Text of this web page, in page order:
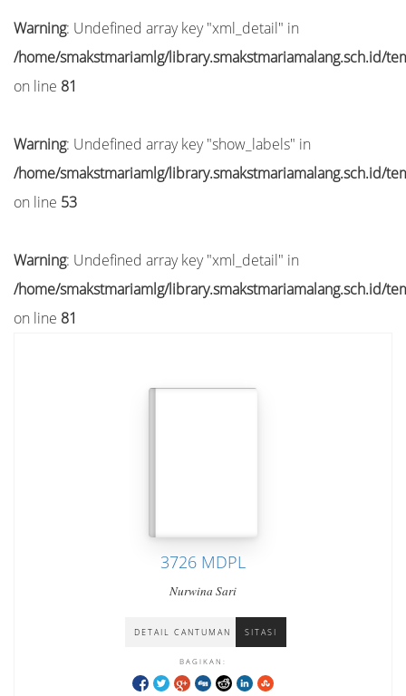
Warning: Undefined array key "xml_detail" in
/home/smakstmariamlg/library.smakstmariamalang.sch.id/
on line 81
Warning: Undefined array key "show_labels" in
/home/smakstmariamlg/library.smakstmariamalang.sch.id/
on line 53
Warning: Undefined array key "xml_detail" in
/home/smakstmariamlg/library.smakstmariamalang.sch.id/
on line 81
3726 MDPL
Nurwina Sari
DETAIL CANTUMAN SITASI
BAGIKAN: